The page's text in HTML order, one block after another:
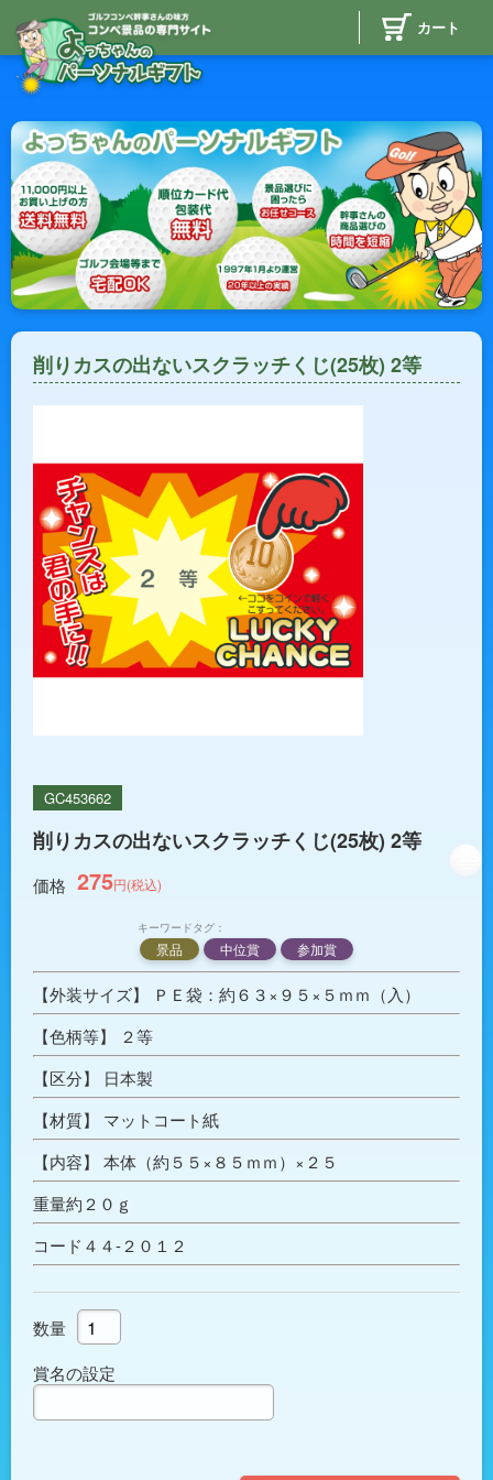
カート
削りカスの出ないスクラッチくじ(25枚) 2等
GC453662
削りカスの出ないスクラッチくじ(25枚) 2等
価格 275円(税込)
キーワードタグ：
景品 中位賞 参加賞
【外装サイズ】 ＰＥ袋：約６３×９５×５ｍｍ（入）
【色柄等】 ２等
【区分】 日本製
【材質】 マットコート紙
【内容】 本体（約５５×８５ｍｍ）×２５
重量約２０ｇ
コード４４-２０１２
数量
賞名の設定